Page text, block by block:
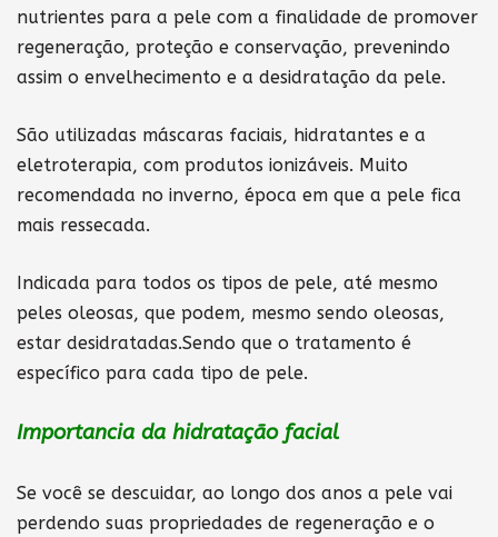
nutrientes para a pele com a finalidade de promover
regeneração, proteção e conservação, prevenindo
assim o envelhecimento e a desidratação da pele.
São utilizadas máscaras faciais, hidratantes e a
eletroterapia, com produtos ionizáveis. Muito
recomendada no inverno, época em que a pele fica
mais ressecada.
Indicada para todos os tipos de pele, até mesmo
peles oleosas, que podem, mesmo sendo oleosas,
estar desidratadas.Sendo que o tratamento é
específico para cada tipo de pele.
Importancia da hidratação facial
Se você se descuidar, ao longo dos anos a pele vai
perdendo suas propriedades de regeneração e o